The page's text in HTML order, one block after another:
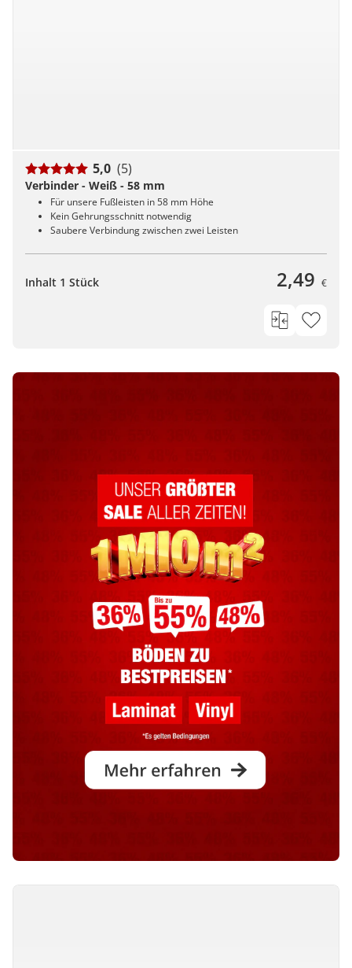
5,0 (5)
Verbinder - Weiß - 58 mm
Für unsere Fußleisten in 58 mm Höhe
Kein Gehrungsschnitt notwendig
Saubere Verbindung zwischen zwei Leisten
Inhalt 1 Stück 2,49 €